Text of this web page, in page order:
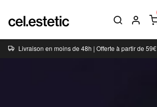
Livraison en moins de 48h | Offerte à partir de 59€